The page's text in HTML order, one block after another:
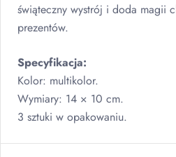
świąteczny wystrój i doda magii
prezentów.
Specyfikacja:
Kolor: multikolor.
Wymiary: 14 × 10 cm.
3 sztuki w opakowaniu.